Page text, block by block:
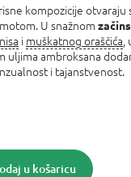
u košaricu
kompozicije otvaraju
U snažnom
i muškatnog oraščića
uljima ambroksana
i tajanstvenost.